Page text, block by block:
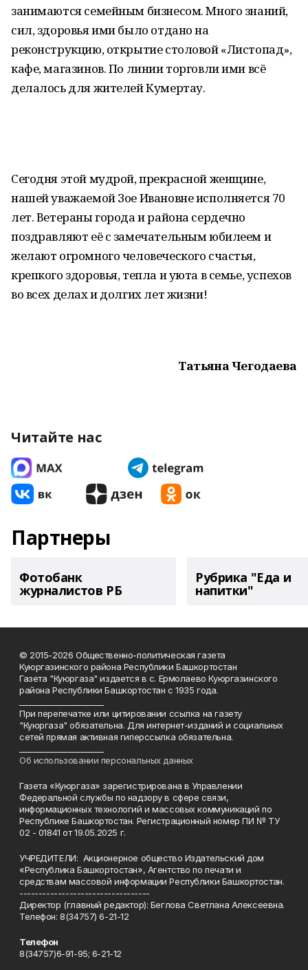
занимаются семейным бизнесом. Много знаний,
сил, здоровья ими было отдано на
реконструкцию, открытие столовой «Листопад»,
кафе, магазинов. По линии торговли ими всё
делалось для жителей Кумертау.
Сегодня этой мудрой, прекрасной женщине,
нашей уважаемой Зое Ивановне исполняется 70
лет. Ветераны города и района сердечно
поздравляют её с замечательным юбилеем и
желают огромного человеческого счастья,
крепкого здоровья, тепла и уюта в семье, успехов
во всех делах и долгих лет жизни!
Татьяна Чегодаева
Читайте нас
Партнеры
Фотобанк
журналистов РБ
Рубрика "Еда и
напитки"
© 2015-2026 Общественно-политическая газета
Куюргазинского района Республики Башкортостан
Газета "Куюргаза" издается в с. Ермолаево Куюргазинского
района Республики Башкортостан с 1935 года.
При перепечатке или цитировании ссылка на газету
"Куюргаза" обязательна. Для интернет-изданий и социальных
сетей прямая активная гиперссылка обязательна.
Об использовании персональных данных
Газета «Куюргаза» зарегистрирована в Управлении
Федеральной службы по надзору в сфере связи,
информационных технологий и массовых коммуникаций по
Республике Башкортостан. Регистрационный номер ПИ № ТУ
02 - 01841 от 19.05.2025 г.
УЧРЕДИТЕЛИ: Акционерное общество Издательский дом
«Республика Башкортостан», Агентство по печати и
средствам массовой информации Республики Башкортостан.
----------------------------------
Директор (главный редактор): Беглова Светлана Алексеевна.
Телефон: 8(34757) 6-21-12
Телефон
8(34757)6-91-95; 6-21-12